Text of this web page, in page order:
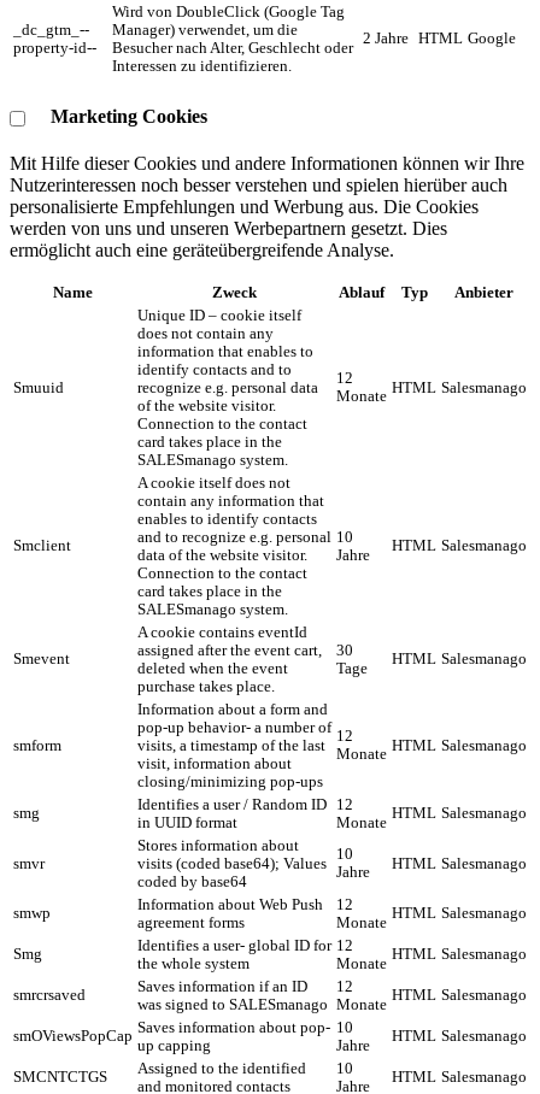
_dc_gtm_--
property-id--
Wird von DoubleClick (Google Tag
Manager) verwendet, um die
Besucher nach Alter, Geschlecht oder
Interessen zu identifizieren.
2 Jahre HTML Google
Marketing Cookies
Mit Hilfe dieser Cookies und andere Informationen können wir Ihre
Nutzerinteressen noch besser verstehen und spielen hierüber auch
personalisierte Empfehlungen und Werbung aus. ​Die Cookies
werden von uns und unseren Werbepartnern gesetzt. Dies
ermöglicht auch eine geräteübergreifende Analyse.
Name Zweck Ablauf Typ Anbieter
Smuuid
Unique ID – cookie itself
does not contain any
information that enables to
identify contacts and to
recognize e.g. personal data
of the website visitor.
Connection to the contact
card takes place in the
SALESmanago system.
12
Monate HTML Salesmanago
Smclient
A cookie itself does not
contain any information that
enables to identify contacts
and to recognize e.g. personal
data of the website visitor.
Connection to the contact
card takes place in the
SALESmanago system.
10
Jahre
HTML Salesmanago
Smevent
A cookie contains eventId
assigned after the event cart,
deleted when the event
purchase takes place.
30
Tage
HTML Salesmanago
smform
Information about a form and
pop-up behavior- a number of
visits, a timestamp of the last
visit, information about
closing/minimizing pop-ups
12
Monate HTML Salesmanago
smg
Identifies a user / Random ID
in UUID format
12
Monate
HTML Salesmanago
smvr
Stores information about
visits (coded base64); Values
coded by base64
10
Jahre
HTML Salesmanago
smwp
Information about Web Push
agreement forms
12
Monate
HTML Salesmanago
Smg
Identifies a user- global ID for
the whole system
12
Monate
HTML Salesmanago
smrcrsaved
Saves information if an ID
was signed to SALESmanago
12
Monate
HTML Salesmanago
smOViewsPopCap Saves information about pop-
up capping
10
Jahre
HTML Salesmanago
SMCNTCTGS
Assigned to the identified
and monitored contacts
10
Jahre
HTML Salesmanago